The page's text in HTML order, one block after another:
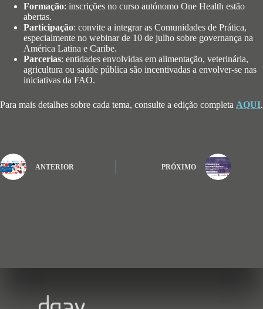
Formação: inscrições no curso autónomo One Health estão
abertas.
Participação: convite a integrar as Comunidades de Prática,
especialmente no webinar de 10 de julho sobre governança na
América Latina e Caribe.
Parcerias: entidades envolvidas em alimentação, veterinária,
agricultura ou saúde pública são incentivadas a envolver-se nas
iniciativas da FAO.
Para mais detalhes sobre cada tema, consulte a edição completa AQUI.
ANTERIOR PRÓXIMO